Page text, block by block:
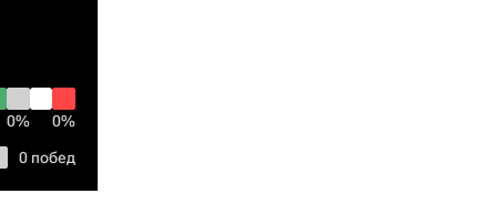
0% 0%
0 побед